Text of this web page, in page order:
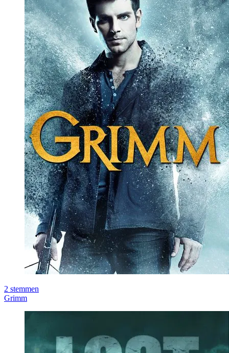
2 stemmen
Grimm